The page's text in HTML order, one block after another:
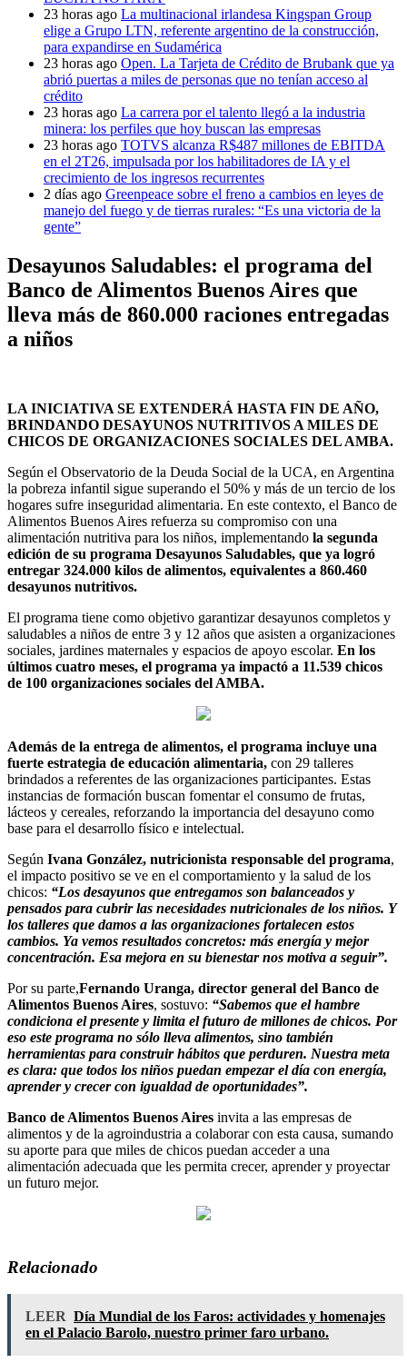
23 horas ago La multinacional irlandesa Kingspan Group
elige a Grupo LTN, referente argentino de la construcción,
para expandirse en Sudamérica
23 horas ago Open. La Tarjeta de Crédito de Brubank que ya
abrió puertas a miles de personas que no tenían acceso al
crédito
23 horas ago La carrera por el talento llegó a la industria
minera: los perfiles que hoy buscan las empresas
23 horas ago TOTVS alcanza R$487 millones de EBITDA
en el 2T26, impulsada por los habilitadores de IA y el
crecimiento de los ingresos recurrentes
2 días ago Greenpeace sobre el freno a cambios en leyes de
manejo del fuego y de tierras rurales: “Es una victoria de la
gente”
Desayunos Saludables: el programa del
Banco de Alimentos Buenos Aires que
lleva más de 860.000 raciones entregadas
a niños
LA INICIATIVA SE EXTENDERÁ HASTA FIN DE AÑO,
BRINDANDO DESAYUNOS NUTRITIVOS A MILES DE
CHICOS DE ORGANIZACIONES SOCIALES DEL AMBA.
Según el Observatorio de la Deuda Social de la UCA, en Argentina
la pobreza infantil sigue superando el 50% y más de un tercio de los
hogares sufre inseguridad alimentaria. En este contexto, el Banco de
Alimentos Buenos Aires refuerza su compromiso con una
alimentación nutritiva para los niños, implementando la segunda
edición de su programa Desayunos Saludables, que ya logró
entregar 324.000 kilos de alimentos, equivalentes a 860.460
desayunos nutritivos.
El programa tiene como objetivo garantizar desayunos completos y
saludables a niños de entre 3 y 12 años que asisten a organizaciones
sociales, jardines maternales y espacios de apoyo escolar. En los
últimos cuatro meses, el programa ya impactó a 11.539 chicos
de 100 organizaciones sociales del AMBA.
Además de la entrega de alimentos, el programa incluye una
fuerte estrategia de educación alimentaria, con 29 talleres
brindados a referentes de las organizaciones participantes. Estas
instancias de formación buscan fomentar el consumo de frutas,
lácteos y cereales, reforzando la importancia del desayuno como
base para el desarrollo físico e intelectual.
Según Ivana González, nutricionista responsable del programa,
el impacto positivo se ve en el comportamiento y la salud de los
chicos: “Los desayunos que entregamos son balanceados y
pensados para cubrir las necesidades nutricionales de los niños. Y
los talleres que damos a las organizaciones fortalecen estos
cambios. Ya vemos resultados concretos: más energía y mejor
concentración. Esa mejora en su bienestar nos motiva a seguir”.
Por su parte,Fernando Uranga, director general del Banco de
Alimentos Buenos Aires, sostuvo: “Sabemos que el hambre
condiciona el presente y limita el futuro de millones de chicos. Por
eso este programa no sólo lleva alimentos, sino también
herramientas para construir hábitos que perduren. Nuestra meta
es clara: que todos los niños puedan empezar el día con energía,
aprender y crecer con igualdad de oportunidades”.
Banco de Alimentos Buenos Aires invita a las empresas de
alimentos y de la agroindustria a colaborar con esta causa, sumando
su aporte para que miles de chicos puedan acceder a una
alimentación adecuada que les permita crecer, aprender y proyectar
un futuro mejor.
Relacionado
LEER Día Mundial de los Faros: actividades y homenajes
en el Palacio Barolo, nuestro primer faro urbano.